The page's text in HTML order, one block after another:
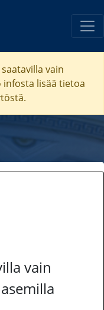
vain
infosta lisää tietoa
vain